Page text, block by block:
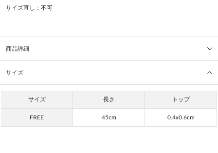
サイズ直し：不可
商品詳細
サイズ
サイズ 長さ トップ
FREE 45cm 0.4x0.6cm